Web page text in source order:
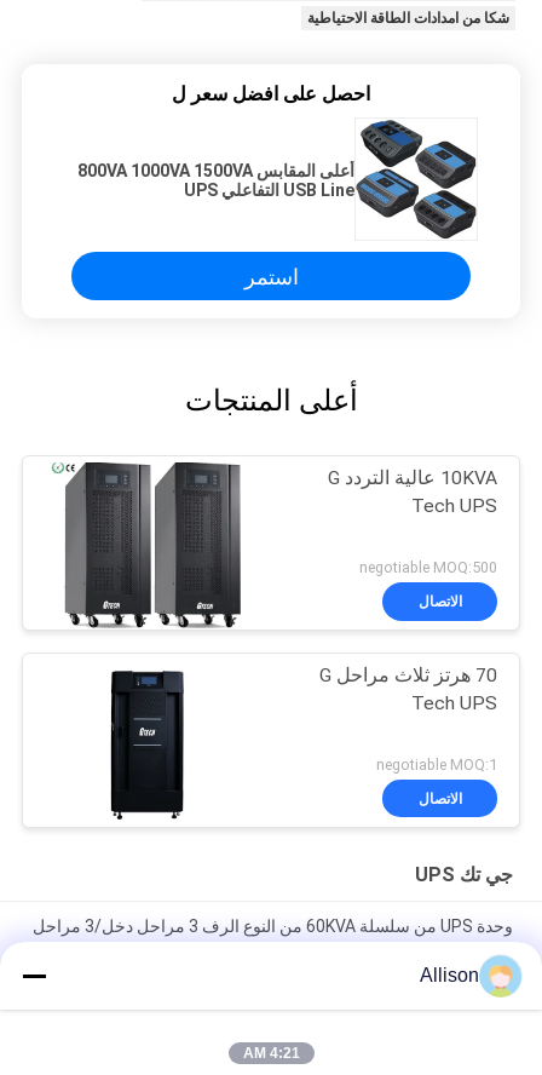
شكا من امدادات الطاقة الاحتياطية
احصل على افضل سعر ل
أعلى المقابس 800VA 1000VA 1500VA
USB Line التفاعلي UPS
استمر
أعلى المنتجات
10KVA عالية التردد G
Tech UPS
negotiable MOQ:500
الاتصال
70 هرتز ثلاث مراحل G
Tech UPS
negotiable MOQ:1
الاتصال
جي تك UPS
وحدة UPS من سلسلة 60KVA من النوع الرف 3 مراحل دخل/3 مراحل
خرج
للتطوير مناسب للبيئات الصناعية القاسية
مزود طاقة مرن G Tech UPS بمدخل متعدد الجهد يدعم معايير
Allison
4:21 AM